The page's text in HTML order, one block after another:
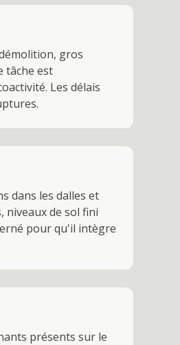
gros
tâche est
Les délais
dans les dalles et
niveaux de sol fini
pour qu'il intègre
présents sur le